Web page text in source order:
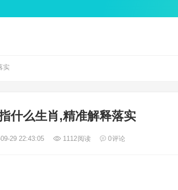
实
什么生肖,精准解释落实
29 22:43:05 1112阅读 0评论